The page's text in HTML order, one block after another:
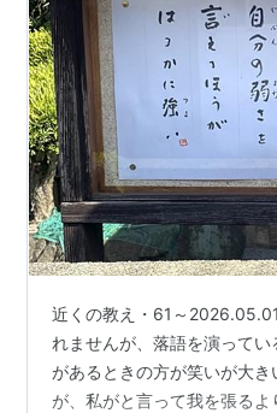
近くの教え・61～
れませんが、落語を演って
があるときの方が笑いが大
が、私がと言って我を張るよ